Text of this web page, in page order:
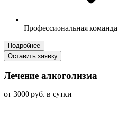
Профессиональная команда
Подробнее
Оставить заявку
Лечение алкоголизма
от 3000 руб. в сутки